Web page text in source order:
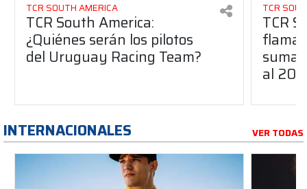
TCR SOUTH AMERICA
TCR South America:
¿Quiénes serán los pilotos
del Uruguay Racing Team?
TCR
TCR
suma
al
INTERNACIONALES VER TODAS